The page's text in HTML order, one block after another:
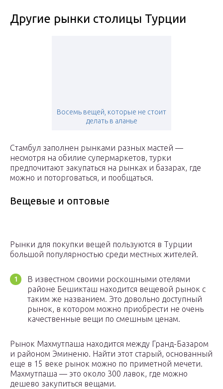
Другие рынки столицы Турции
Восемь вещей, которые не стоит
делать в аланье
Стамбул заполнен рынками разных мастей —
несмотря на обилие супермаркетов, турки
предпочитают закупаться на рынках и базарах, где
можно и поторговаться, и пообщаться.
Вещевые и оптовые
Рынки для покупки вещей пользуются в Турции
большой популярностью среди местных жителей.
В известном своими роскошными отелями
районе Бешикташ находится вещевой рынок с
таким же названием. Это довольно доступный
рынок, в котором можно приобрести не очень
качественные вещи по смешным ценам.
Рынок Махмутпаша находится между Гранд-Базаром
и районом Эминеню. Найти этот старый, основанный
еще в 15 веке рынок можно по приметной мечети.
Махмутпаша — это около 300 лавок, где можно
дешево закупиться вещами.